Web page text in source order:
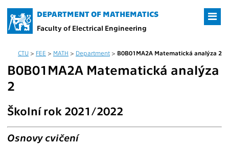
DEPARTMENT OF MATHEMATICS
Faculty of Electrical Engineering
CTU > FEE > MATH > Department > B0B01MA2A Matematická analýza 2
B0B01MA2A Matematická analýza
2
Školní rok 2021/2022
Osnovy cvičení